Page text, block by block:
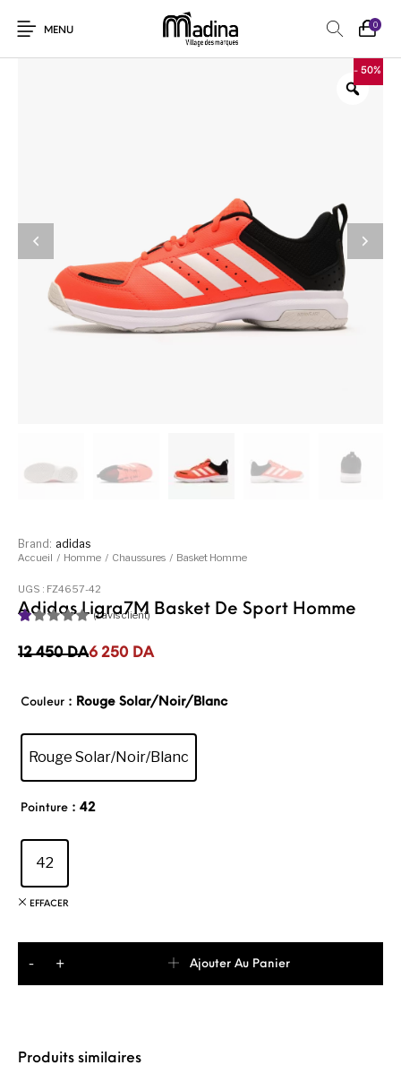
MENU
0
- 50%
Accueil / Homme / Chaussures / Basket Homme
Adidas Ligra7M Basket De Sport Homme
ot
00
su
5
ba
sé
su
no
io
(1avis client)
12 450 DA
Le prix initial était : 12 450DA.
6 250 DA
Le prix actuel est : 6 250DA.
Couleur : Rouge Solar/Noir/Blanc
Rouge Solar/Noir/Blanc
Pointure : 42
42
EFFACER
-
+
Ajouter Au Panier
UGS : FZ4657-42
Brand: adidas
Produits similaires